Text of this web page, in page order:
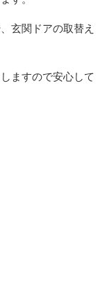
玄関ドアの取替え
ますので安心して